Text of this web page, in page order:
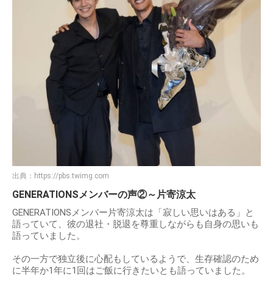
出典： https://pbs.twimg.com
GENERATIONSメンバーの声②～片寄涼太
GENERATIONSメンバー片寄涼太は「寂しい思いはある」と
語っていて、彼の退社・脱退を尊重しながらも自身の思いも
語っていました。
その一方で独立後に心配もしているようで、生存確認のため
に半年か1年に1回はご飯に行きたいとも語っていました。